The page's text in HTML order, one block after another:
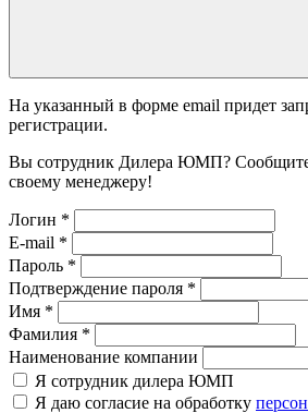
На указанный в форме email придет
регистрации.
Вы сотрудник Дилера ЮМП? Сообщите
своему менеджеру!
Логин *
E-mail *
Пароль *
Подтверждение пароля *
Имя *
Фамилия *
Наименование компании
Я сотрудник дилера ЮМП
Я даю согласие на обработку